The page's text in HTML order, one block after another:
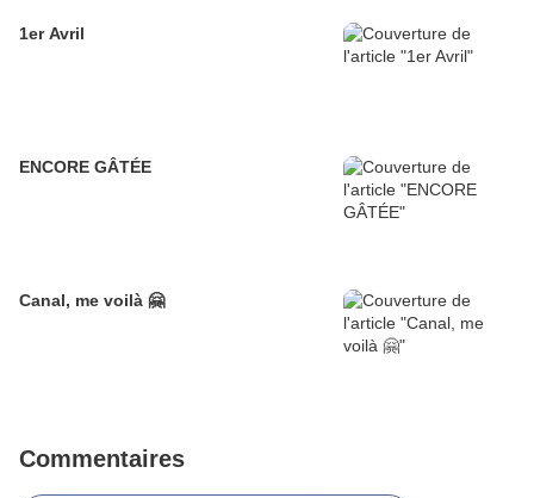
1er Avril
ENCORE GÂTÉE
Canal, me voilà 🤗
Commentaires